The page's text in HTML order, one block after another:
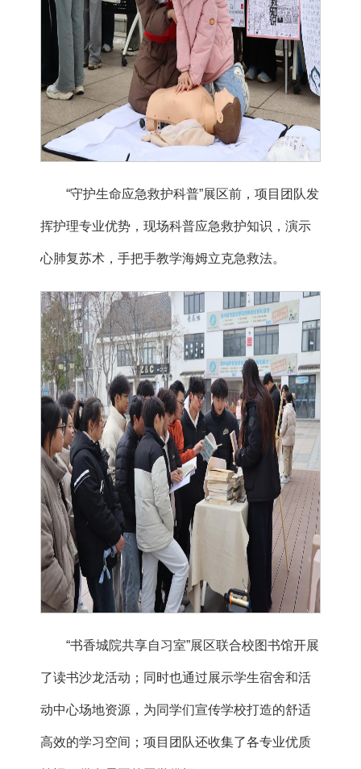
“守护生命应急救护科普”展区前，项目团队发
挥护理专业优势，现场科普应急救护知识，演示
心肺复苏术，手把手教学海姆立克急救法。
“书香城院共享自习室”展区联合校图书馆开展
了读书沙龙活动；同时也通过展示学生宿舍和活
动中心场地资源，为同学们宣传学校打造的舒适
高效的学习空间；项目团队还收集了各专业优质